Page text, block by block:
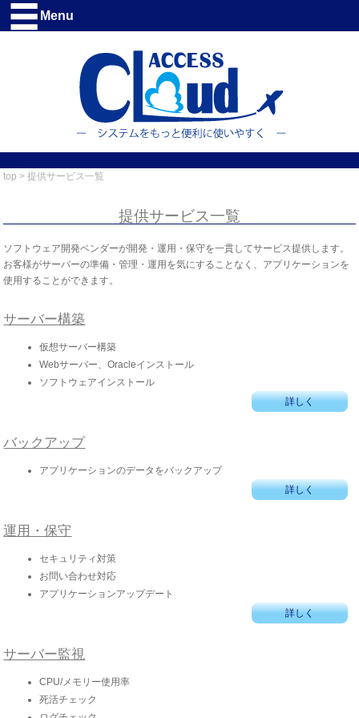
Menu
top > 提供サービス一覧
提供サービス一覧
ソフトウェア開発ベンダーが開発・運用・保守を一貫してサービス提供します。
お客様がサーバーの準備・管理・運用を気にすることなく、アプリケーションを
使用することができます。
サーバー構築
仮想サーバー構築
Webサーバー、Oracleインストール
ソフトウェアインストール
詳しく
バックアップ
アプリケーションのデータをバックアップ
詳しく
運用・保守
セキュリティ対策
お問い合わせ対応
アプリケーションアップデート
詳しく
サーバー監視
CPU/メモリー使用率
死活チェック